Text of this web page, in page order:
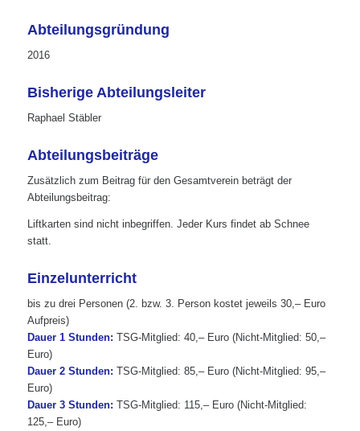
Abteilungsgründung
2016
Bisherige Abteilungsleiter
Raphael Stäbler
Abteilungsbeiträge
Zusätzlich zum Beitrag für den Gesamtverein beträgt der
Abteilungsbeitrag:
Liftkarten sind nicht inbegriffen. Jeder Kurs findet ab Schnee
statt.
Einzelunterricht
bis zu drei Personen (2. bzw. 3. Person kostet jeweils 30,– Euro
Aufpreis)
Dauer 1 Stunden: TSG-Mitglied: 40,– Euro (Nicht-Mitglied: 50,–
Euro)
Dauer 2 Stunden: TSG-Mitglied: 85,– Euro (Nicht-Mitglied: 95,–
Euro)
Dauer 3 Stunden: TSG-Mitglied: 115,– Euro (Nicht-Mitglied:
125,– Euro)